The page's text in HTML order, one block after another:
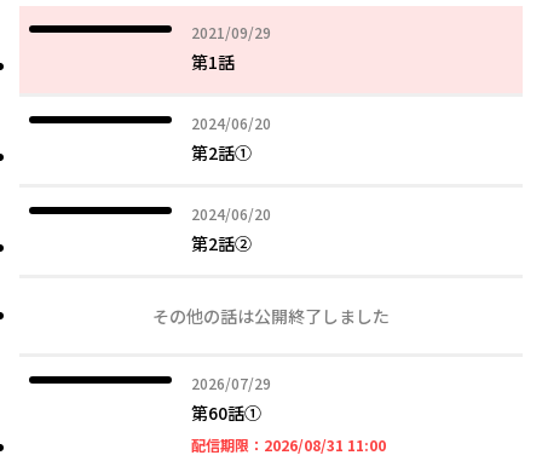
2021/09/29
2021年09月29日
第1話
2024/06/20
2024年06月20日
第2話①
2024/06/20
2024年06月20日
第2話②
その他の話は公開終了しました
2026/07/29
2026年07月29日
第60話①
配信期限： 2026/08/31 11:002026年08月31日 11時